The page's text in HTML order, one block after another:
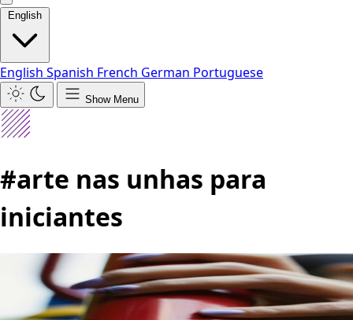
English
English Spanish French German Portuguese
Show Menu
#arte nas unhas para
iniciantes